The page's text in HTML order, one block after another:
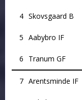
4 Skovsgaard B
5 Aabybro IF
6 Tranum GF
7 Arentsminde IF